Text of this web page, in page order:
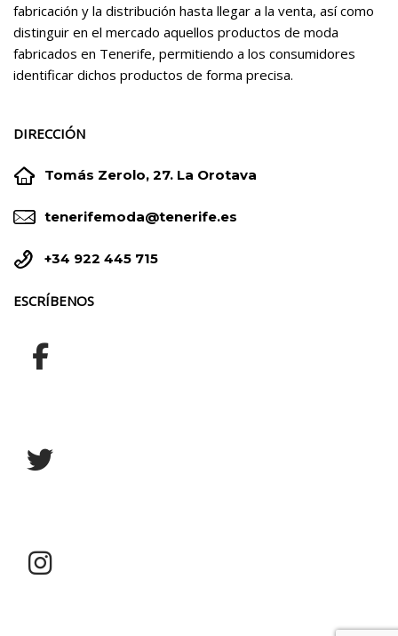
fabricación y la distribución hasta llegar a la venta, así como
distinguir en el mercado aquellos productos de moda
fabricados en Tenerife, permitiendo a los consumidores
identificar dichos productos de forma precisa.
DIRECCIÓN

 Tomás Zerolo, 27. La Orotava

 tenerifemoda@tenerife.es

 +34 922 445 715
ESCRÍBENOS